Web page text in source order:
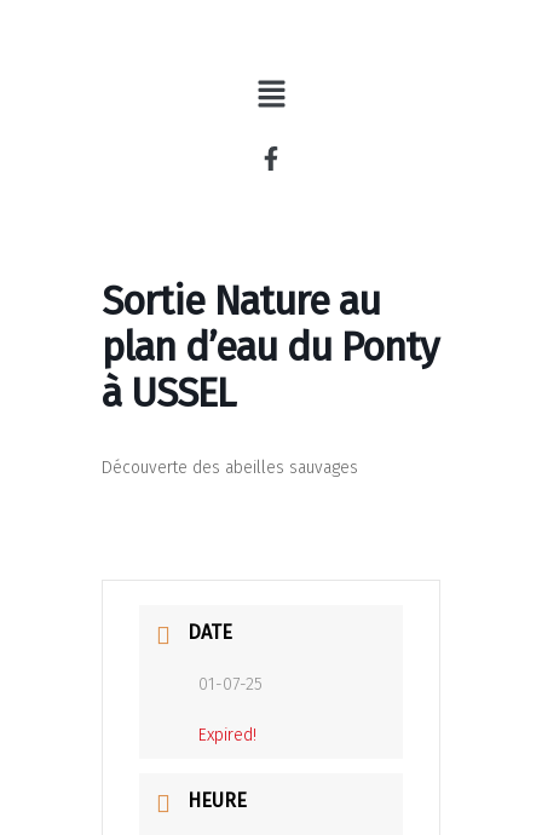
Sortie Nature au
plan d’eau du Ponty
à USSEL
Découverte des abeilles sauvages
DATE
01-07-25
Expired!
HEURE